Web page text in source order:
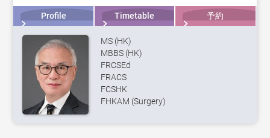
Profile Timetable 予約
MS (HK)
MBBS (HK)
FRCSEd
FRACS
FCSHK
FHKAM (Surgery)